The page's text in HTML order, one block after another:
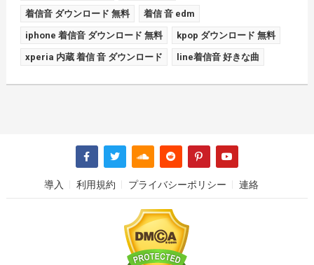
着信音 ダウンロード 無料 着信 音 edm
iphone 着信音 ダウンロード 無料 kpop ダウンロード 無料
xperia 内蔵 着信 音 ダウンロード line着信音 好きな曲
導入 利用規約 プライバシーポリシー 連絡